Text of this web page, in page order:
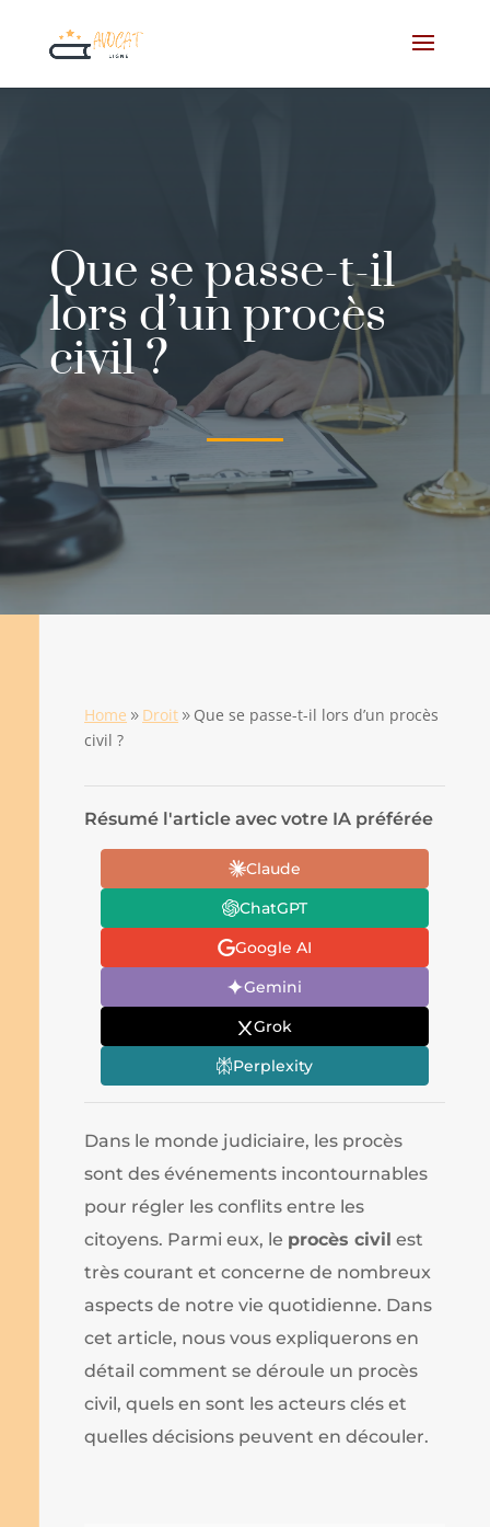
Que se passe-t-il
lors d’un procès
civil ?
Home 9 Droit 9 Que se passe-t-il lors d’un procès
civil ?
Résumé l'article avec votre IA préférée
Claude
ChatGPT
Google AI
Gemini
Grok
Perplexity
Dans le monde judiciaire, les procès
sont des événements incontournables
pour régler les conflits entre les
citoyens. Parmi eux, le procès civil est
très courant et concerne de nombreux
aspects de notre vie quotidienne. Dans
cet article, nous vous expliquerons en
détail comment se déroule un procès
civil, quels en sont les acteurs clés et
quelles décisions peuvent en découler.